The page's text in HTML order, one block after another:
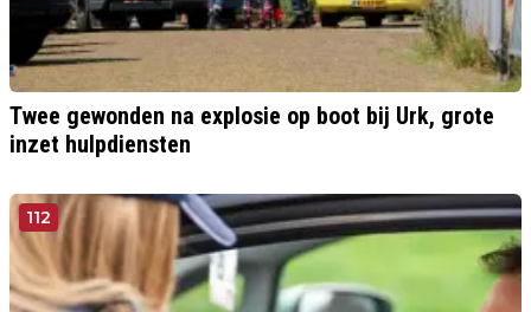
Twee gewonden na explosie op boot bij Urk, grote
inzet hulpdiensten
112